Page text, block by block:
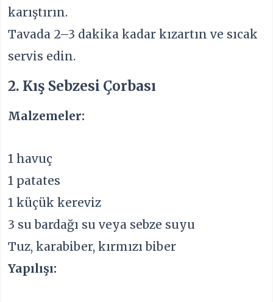
karıştırın.
Tavada 2–3 dakika kadar kızartın ve sıcak
servis edin.
2. Kış Sebzesi Çorbası
Malzemeler:
1 havuç
1 patates
1 küçük kereviz
3 su bardağı su veya sebze suyu
Tuz, karabiber, kırmızı biber
Yapılışı: